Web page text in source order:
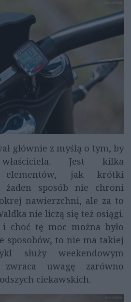
głównie z myślą o tym, by
Jest kilka
elementów, jak krótki
sposób nie chroni
nawierzchni, ale za to
nie liczą się też osiągi.
choć tę moc można było
sposobów, to nie ma takiej
służy weekendowym
uwagę zarówno
ciekawskich.